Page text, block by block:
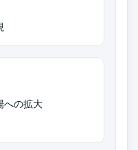
への拡大